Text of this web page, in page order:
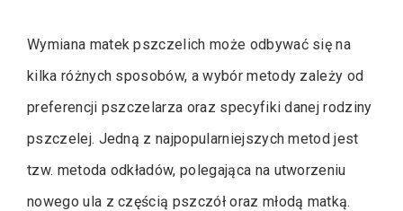
Wymiana matek pszczelich może odbywać się na
kilka różnych sposobów, a wybór metody zależy od
preferencji pszczelarza oraz specyfiki danej rodziny
pszczelej. Jedną z najpopularniejszych metod jest
tzw. metoda odkładów, polegająca na utworzeniu
nowego ula z częścią pszczół oraz młodą matką.